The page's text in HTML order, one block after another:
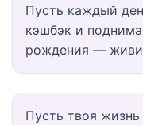
Пусть каждый
кэшбэк и
рождения — живи
Пусть твоя жизнь